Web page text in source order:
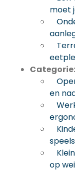
moet
Categorie:
en
op